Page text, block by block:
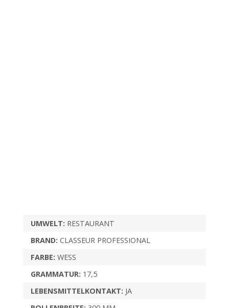
UMWELT: RESTAURANT
BRAND: CLASSEUR PROFESSIONAL
FARBE: WESS
GRAMMATUR: 17,5
LEBENSMITTELKONTAKT: JA